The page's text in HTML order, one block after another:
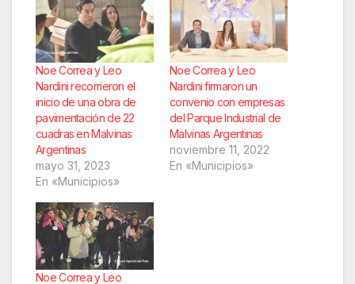
Noe Correa y Leo
Nardini recorrieron el
inicio de una obra de
pavimentación de 22
cuadras en Malvinas
Argentinas
mayo 31, 2023
En «Municipios»
Noe Correa y Leo
Nardini firmaron un
convenio con empresas
del Parque Industrial de
Malvinas Argentinas
noviembre 11, 2022
En «Municipios»
Noe Correa y Leo